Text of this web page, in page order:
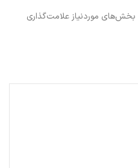
بخش‌های موردنیاز علامت‌گذاری